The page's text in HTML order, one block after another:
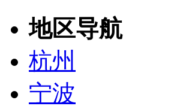
地区导航
杭州
宁波